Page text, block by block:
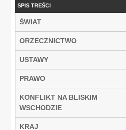
SPIS TREŚCI
ŚWIAT
ORZECZNICTWO
USTAWY
PRAWO
KONFLIKT NA BLISKIM
WSCHODZIE
KRAJ